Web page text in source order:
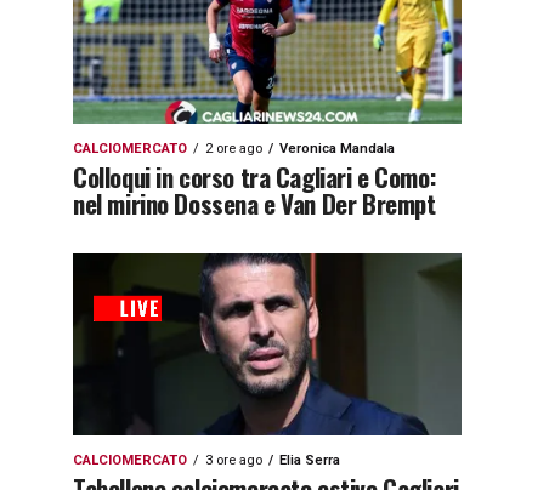
CALCIOMERCATO 2 ore ago Veronica Mandala
Colloqui in corso tra Cagliari e Como:
nel mirino Dossena e Van Der Brempt
CALCIOMERCATO 3 ore ago Elia Serra